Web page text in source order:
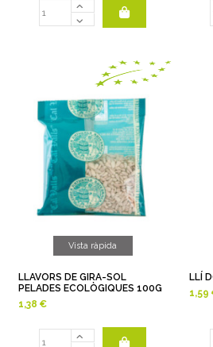
Vista ràpida
LLAVORS DE GIRA-SOL
PELADES ECOLÒGIQUES 100G
1,38 €
LLÍ
1,59